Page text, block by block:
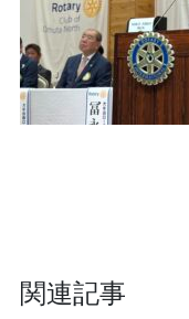
関連記事